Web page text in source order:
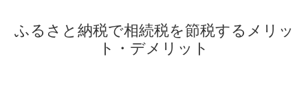
ふるさと納税で相続税を節税するメリッ
ト・デメリット